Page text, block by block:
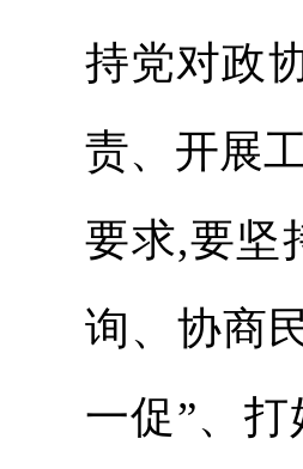
持党对政
责、开展
要求,要坚
询、协商
一促”、